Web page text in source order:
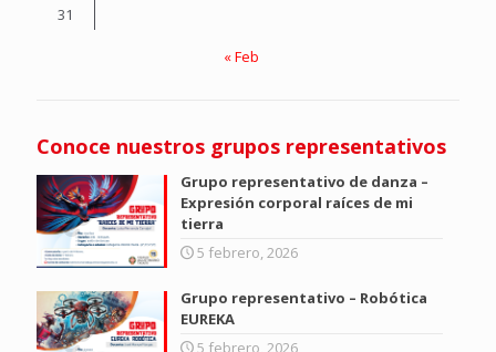
31
« Feb
Conoce nuestros grupos representativos
Grupo representativo de danza –
Expresión corporal raíces de mi
tierra
5 febrero, 2026
Grupo representativo – Robótica
EUREKA
5 febrero, 2026